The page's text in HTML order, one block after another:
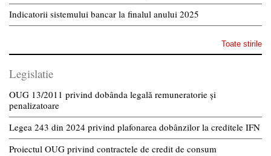
Indicatorii sistemului bancar la finalul anului 2025
Toate stirile
Legislatie
OUG 13/2011 privind dobânda legală remuneratorie și
penalizatoare
Legea 243 din 2024 privind plafonarea dobânzilor la creditele IFN
Proiectul OUG privind contractele de credit de consum